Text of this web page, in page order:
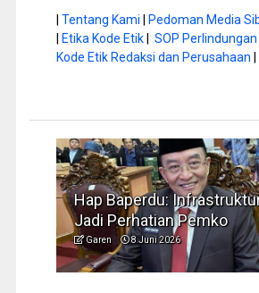
Tentang Kami Pedoman Media
Etika Kode Etik| SOP
Kode Etik Redaksi dan Perusahaan
Hap Baperdu:
Jadi Perhatian Pemko
Garen 8 Juni 2026